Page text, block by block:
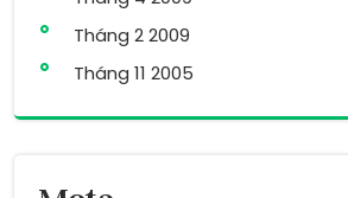
Tháng 2 2009
Tháng 11 2005